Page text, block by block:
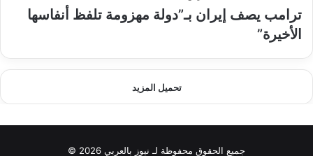
ترامب يصف إيران بـ”دولة مهزومة تلفظ أنفاسها
الأخيرة”
تحميل المزيد
جميع الحقوق محفوظة لـ نيوز بالعربي 2026 ©